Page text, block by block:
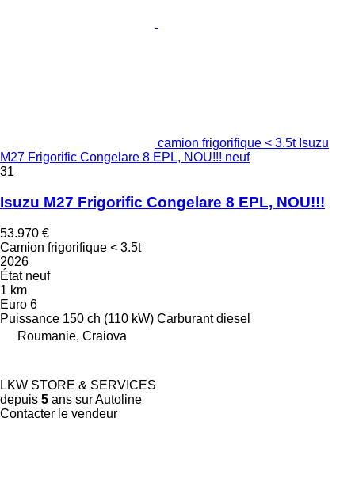
camion frigorifique < 3.5t Isuzu
M27 Frigorific Congelare 8 EPL, NOU!!! neuf
31
Isuzu M27 Frigorific Congelare 8 EPL, NOU!!!
53.970 €
Camion frigorifique < 3.5t
2026
Étatneuf
1 km
Euro 6
Puissance 150 ch (110 kW) Carburant diesel
Roumanie, Craiova
LKW STORE & SERVICES
depuis 5 ans sur Autoline
Contacter le vendeur